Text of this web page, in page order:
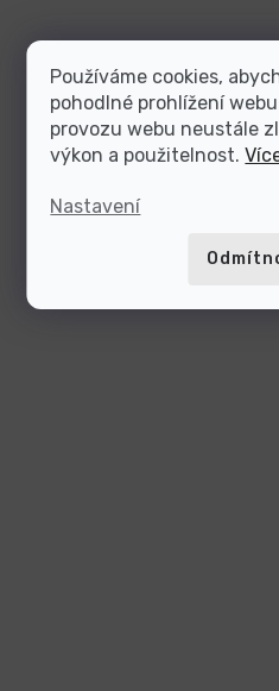
Používáme cookies,
pohodlné prohlížení
provozu webu neustále
výkon a použitelnost.
Nastavení